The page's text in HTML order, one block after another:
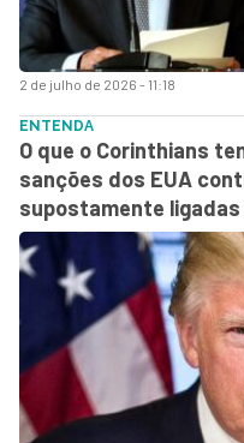
2 de julho de 2026 - 11:18
ENTENDA
O que o Corinthians
sanções dos EUA
supostamente ligadas